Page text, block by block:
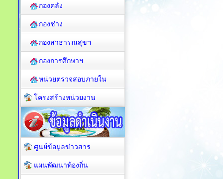
กองคลัง
กองช่าง
กองสาธารณสุขฯ
กองการศึกษาฯ
หน่วยตรวจสอบภายใน
โครงสร้างหน่วยงาน
ศูนย์ข้อมูลข่าวสาร
แผนพัฒนาท้องถิ่น